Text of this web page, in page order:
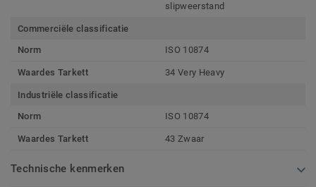
slipweerstand
Commerciële classificatie
Norm
ISO 10874
Waardes Tarkett 34 Very Heavy
Industriële classificatie
Norm
ISO 10874
Waardes Tarkett 43 Zwaar
Technische kenmerken